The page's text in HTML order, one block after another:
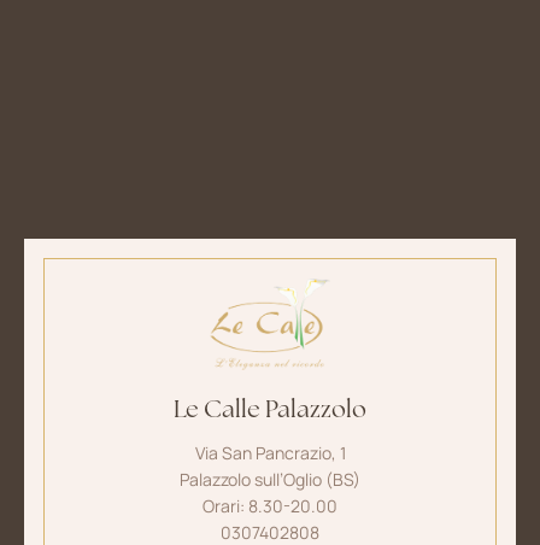
Le Calle Palazzolo
Via San Pancrazio, 1
Palazzolo sull’Oglio (BS)
Orari: 8.30-20.00
0307402808